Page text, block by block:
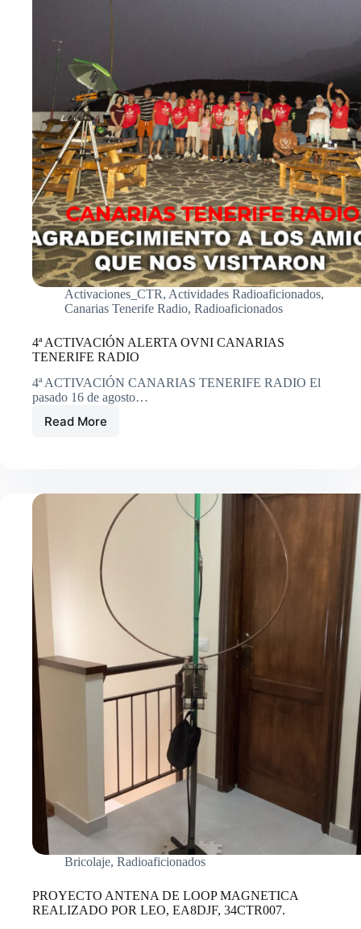
Activaciones_CTR, Actividades Radioaficionados,
Canarias Tenerife Radio, Radioaficionados
4ª ACTIVACIÓN ALERTA OVNI CANARIAS
TENERIFE RADIO
4ª ACTIVACIÓN CANARIAS TENERIFE RADIO El
pasado 16 de agosto…
Read More
4ª
TENERIFE
RADIO
Bricolaje, Radioaficionados
PROYECTO ANTENA DE LOOP MAGNETICA
REALIZADO POR LEO, EA8DJF, 34CTR007.